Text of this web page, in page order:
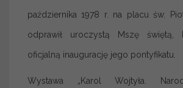
października 1978 r. na placu św.
odprawił uroczystą Mszę świętą,
oficjalną inaugurację jego pontyfikatu.
Wystawa „Karol Wojtyła.